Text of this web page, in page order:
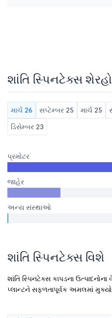
શાંતિ સ્પિનટેક્સ
માર્ચ 26 સપ્ટેમ્બર 25 માર્ચ 25
ડિસેમ્બર 23
પ્રમોટર
જાહેર
અન્ય સંસ્થાઓ
શાંતિ સ્પિનટેક્સ વિશે
શાંતિ સ્પિનટેક્સ કાપડના
પ્લાન્ટને સફળતાપૂર્વક અમલમાં